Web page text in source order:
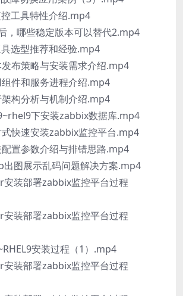
工具特性介绍.mp4
，哪些稳定版本可以替代2.mp4
选型推荐和经验.mp4
布策略与安装需求介绍.mp4
件和服务进程介绍.mp4
构分析与机制介绍.mp4
下安装zabbix数据库.mp4
快速安装zabbix监控平台.mp4
置参数介绍与排错思路.mp4
图展示乱码问题解决方案.mp4
装部署zabbix监控平台过程
装部署zabbix监控平台过程
安装过程（1）.mp4
装部署zabbix监控平台过程